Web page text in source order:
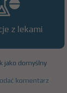
z lekami
jako domyślny
komentarz